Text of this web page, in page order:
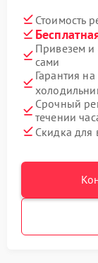
Стоимость
Привезем и
сами
Гарантия
Срочный
течении
Скидка для